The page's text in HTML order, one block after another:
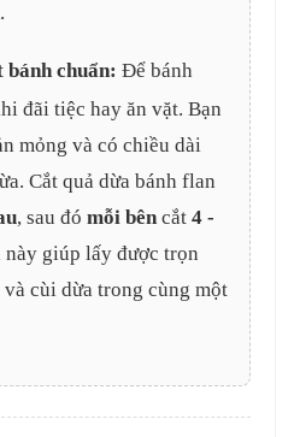
.
bánh chuẩn: Để bánh
đãi tiệc hay ăn vặt. Bạn
mỏng và có chiều dài
Cắt quả dừa bánh flan
, sau đó mỗi bêncắt 4 -
này giúp lấy được trọn
cùi dừa trong cùng một